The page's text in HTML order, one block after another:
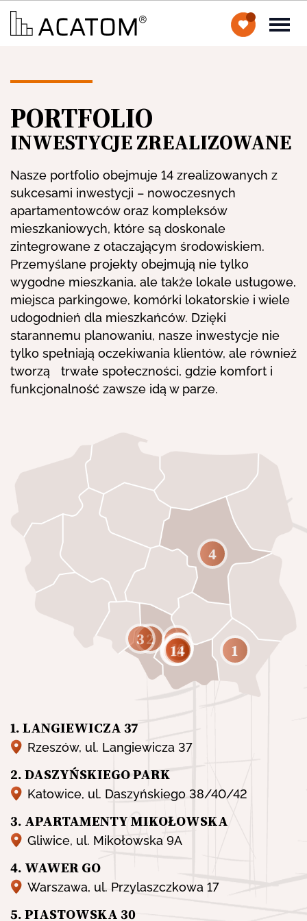
PORTFOLIO
INWESTYCJE ZREALIZOWANE
Nasze portfolio obejmuje 14 zrealizowanych z
sukcesami inwestycji – nowoczesnych
apartamentowców oraz kompleksów
mieszkaniowych, które są doskonale
zintegrowane z otaczającym środowiskiem.
Przemyślane projekty obejmują nie tylko
wygodne mieszkania, ale także lokale usługowe,
miejsca parkingowe, komórki lokatorskie i wiele
udogodnień dla mieszkańców. Dzięki
starannemu planowaniu, nasze inwestycje nie
tylko spełniają oczekiwania klientów, ale również
tworzą trwałe społeczności, gdzie komfort i
funkcjonalność zawsze idą w parze.
1
2
3
4
5
6
7
8
9
10
11
12
13
14
1. LANGIEWICZA 37
Rzeszów, ul. Langiewicza 37
2. DASZYŃSKIEGO PARK
Katowice, ul. Daszyńskiego 38/40/42
3. APARTAMENTY MIKOŁOWSKA
Gliwice, ul. Mikołowska 9A
4. WAWER GO
Warszawa, ul. Przylaszczkowa 17
5. PIASTOWSKA 30